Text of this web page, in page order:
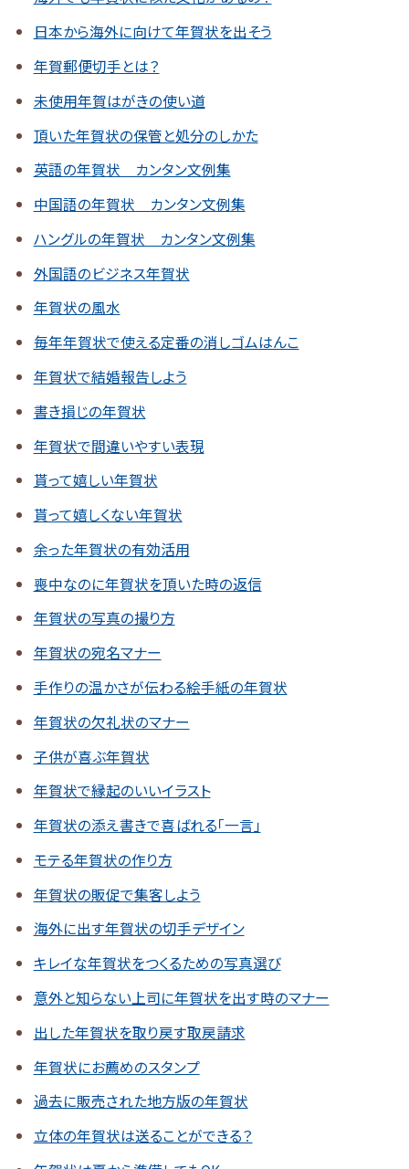
日本から海外に向けて年賀状を出そう
年賀郵便切手とは？
未使用年賀はがきの使い道
頂いた年賀状の保管と処分のしかた
英語の年賀状 カンタン文例集
中国語の年賀状 カンタン文例集
ハングルの年賀状 カンタン文例集
外国語のビジネス年賀状
年賀状の風水
毎年年賀状で使える定番の消しゴムはんこ
年賀状で結婚報告しよう
書き損じの年賀状
年賀状で間違いやすい表現
貰って嬉しい年賀状
貰って嬉しくない年賀状
余った年賀状の有効活用
喪中なのに年賀状を頂いた時の返信
年賀状の写真の撮り方
年賀状の宛名マナー
手作りの温かさが伝わる絵手紙の年賀状
年賀状の欠礼状のマナー
子供が喜ぶ年賀状
年賀状で縁起のいいイラスト
年賀状の添え書きで喜ばれる「一言」
モテる年賀状の作り方
年賀状の販促で集客しよう
海外に出す年賀状の切手デザイン
キレイな年賀状をつくるための写真選び
意外と知らない上司に年賀状を出す時のマナー
出した年賀状を取り戻す取戻請求
年賀状にお薦めのスタンプ
過去に販売された地方版の年賀状
立体の年賀状は送ることができる？